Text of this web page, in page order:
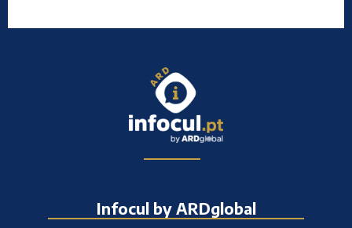
Infocul by ARDglobal